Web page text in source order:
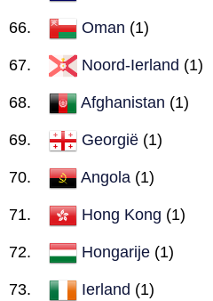
Oman (1)
Noord-Ierland (1)
Afghanistan (1)
Georgië (1)
Angola (1)
Hong Kong (1)
Hongarije (1)
Ierland (1)